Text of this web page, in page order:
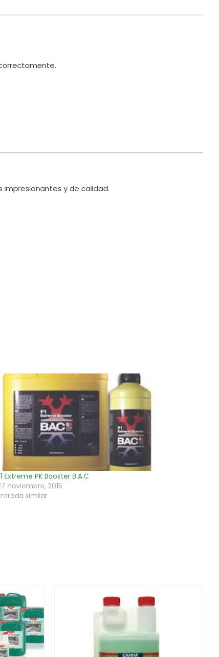
impresionantes y de calidad.
Extreme PK Booster B.A.C
noviembre, 2015
similar